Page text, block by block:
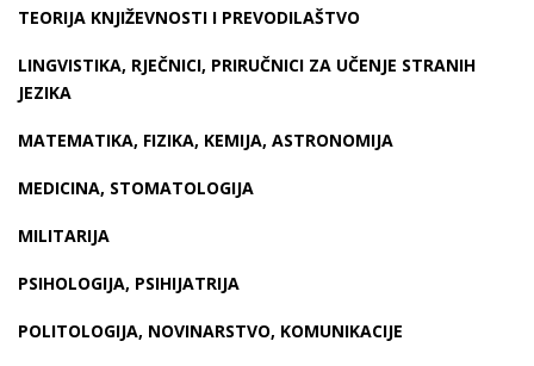
TEORIJA KNJIŽEVNOSTI I PREVODILAŠTVO
LINGVISTIKA, RJEČNICI, PRIRUČNICI ZA UČENJE STRANIH
JEZIKA
MATEMATIKA, FIZIKA, KEMIJA, ASTRONOMIJA
MEDICINA, STOMATOLOGIJA
MILITARIJA
PSIHOLOGIJA, PSIHIJATRIJA
POLITOLOGIJA, NOVINARSTVO, KOMUNIKACIJE